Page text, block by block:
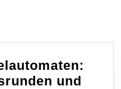
und